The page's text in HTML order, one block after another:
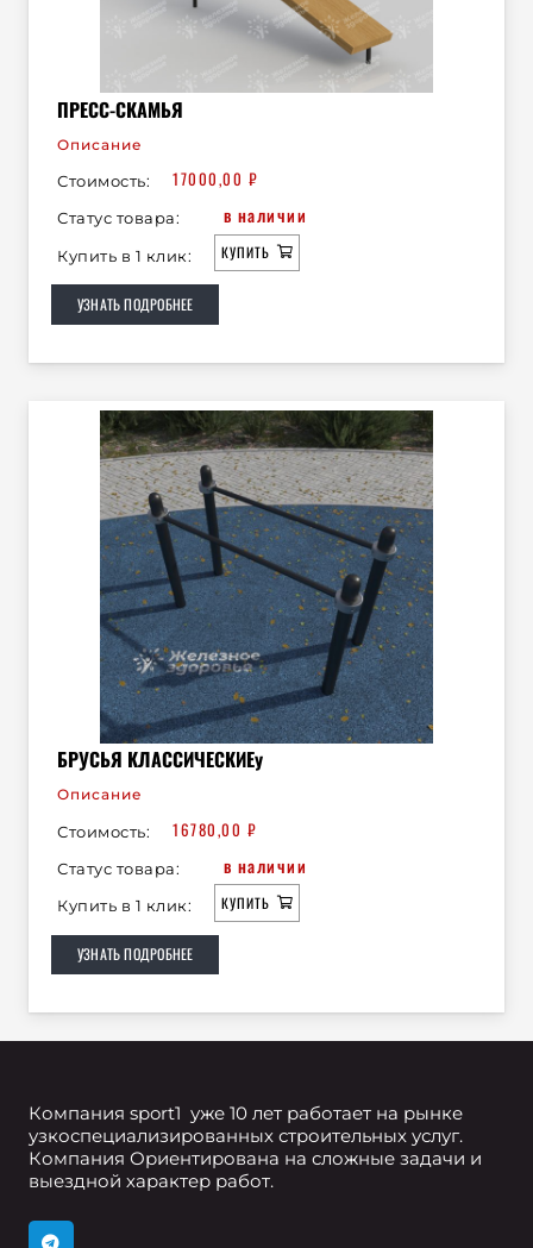
ПРЕСС-СКАМЬЯ
Описание
Стоимость: 17000,00 ₽
Статус товара: в наличии
Купить в 1 клик: КУПИТЬ
УЗНАТЬ ПОДРОБНЕЕ
БРУСЬЯ КЛАССИЧЕСКИЕу
Описание
Стоимость: 16780,00 ₽
Статус товара: в наличии
Купить в 1 клик: КУПИТЬ
УЗНАТЬ ПОДРОБНЕЕ
Компания sport1 уже 10 лет работает на рынке
узкоспециализированных строительных услуг.
Компания Ориентирована на сложные задачи и
выездной характер работ.